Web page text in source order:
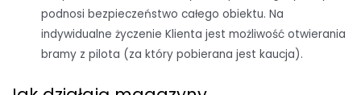
podnosi bezpieczeństwo całego obiektu. Na
indywidualne życzenie Klienta jest możliwość otwierania
bramy z pilota (za który pobierana jest kaucja).